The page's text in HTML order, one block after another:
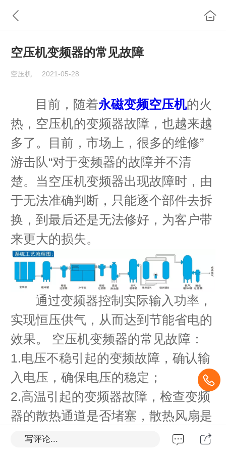
空压机变频器的常见故障
空压机 2021-05-28
目前，随着永磁变频空压机的火
热，空压机的变频器故障，也越来越
多了。目前，市场上，很多的维修”
游击队“对于变频器的故障并不清
楚。当空压机变频器出现故障时，由
于无法准确判断，只能逐个部件去拆
换，到最后还是无法修好，为客户带
来更大的损失。
通过变频器控制实际输入功率，
实现恒压供气，从而达到节能省电的
效果。 空压机变频器的常见故障：
1.电压不稳引起的变频故障，确认输
入电压，确保电压的稳定；
2.高温引起的变频器故障，检查变频
器的散热通道是否堵塞，散热风扇是
否损坏，及时维修；
写评论...